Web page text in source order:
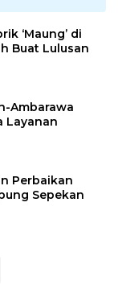
‘Maung’ di
Buat Lulusan
Ambarawa
Layanan
Perbaikan
Sepekan